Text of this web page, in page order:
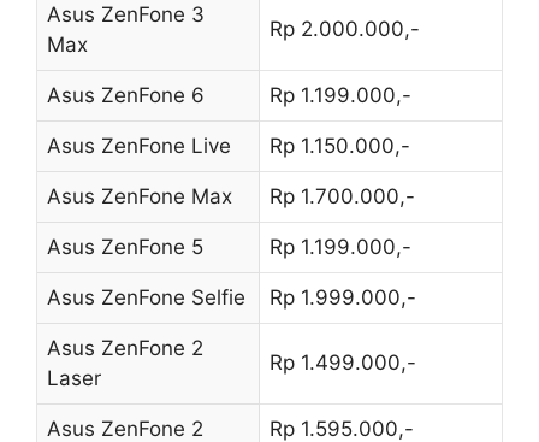
Asus ZenFone 3
Max
Rp 2.000.000,-
Asus ZenFone 6 Rp 1.199.000,-
Asus ZenFone Live Rp 1.150.000,-
Asus ZenFone Max Rp 1.700.000,-
Asus ZenFone 5 Rp 1.199.000,-
Asus ZenFone Selfie Rp 1.999.000,-
Asus ZenFone 2
Laser
Rp 1.499.000,-
Asus ZenFone 2 Rp 1.595.000,-